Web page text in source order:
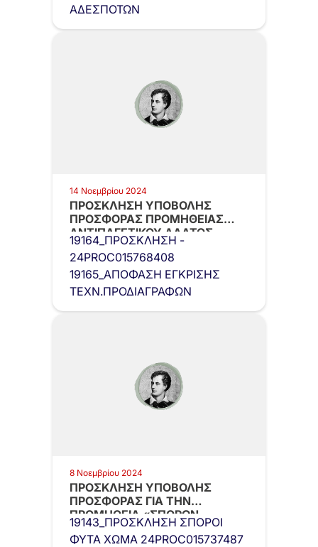
ΑΔΕΣΠΟΤΩΝ
14 Νοεμβρίου 2024
ΠΡΟΣΚΛΗΣΗ ΥΠΟΒΟΛΗΣ
ΠΡΟΣΦΟΡΑΣ ΠΡΟΜΗΘΕΙΑΣ
ΑΝΤΙΠΑΓΕΤΙΚΟΥ ΑΛΑΤΟΣ
19164_ΠΡΟΣΚΛΗΣΗ -
24PROC015768408
19165_ΑΠΟΦΑΣΗ ΕΓΚΡΙΣΗΣ
ΤΕΧΝ.ΠΡΟΔΙΑΓΡΑΦΩΝ
8 Νοεμβρίου 2024
ΠΡΟΣΚΛΗΣΗ ΥΠΟΒΟΛΗΣ
ΠΡΟΣΦΟΡΑΣ ΓΙΑ ΤΗΝ
ΠΡΟΜΗΘΕΙΑ «ΣΠΟΡΩΝ,
ΦΥΤΩΝ, ΧΩΜΑΤΟΣ Κ.Τ.Λ.»
19143_ΠΡΟΣΚΛΗΣΗ ΣΠΟΡΟΙ
ΦΥΤΑ ΧΩΜΑ 24PROC015737487